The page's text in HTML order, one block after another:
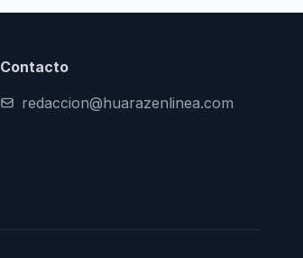
Contacto
redaccion@huarazenlinea.com